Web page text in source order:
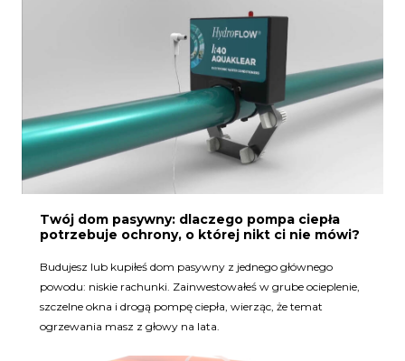
Twój dom pasywny: dlaczego pompa ciepła
potrzebuje ochrony, o której nikt ci nie mówi?
Budujesz lub kupiłeś dom pasywny z jednego głównego
powodu: niskie rachunki. Zainwestowałeś w grube ocieplenie,
szczelne okna i drogą pompę ciepła, wierząc, że temat
ogrzewania masz z głowy na lata.